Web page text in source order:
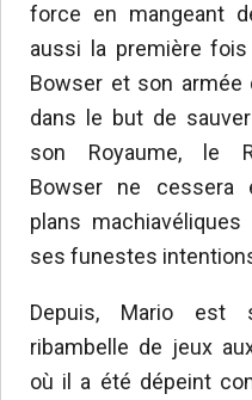
force en mangeant
aussi la première
Bowser et son armée
dans le but de
son Royaume, le
Bowser ne cessera
plans
ses funestes
Depuis, Mario est
ribambelle de jeux
où il a été dépeint